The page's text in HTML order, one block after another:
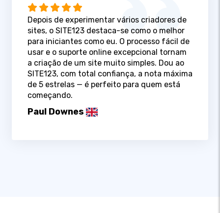
Depois de experimentar vários criadores de
sites, o SITE123 destaca-se como o melhor
para iniciantes como eu. O processo fácil de
usar e o suporte online excepcional tornam
a criação de um site muito simples. Dou ao
SITE123, com total confiança, a nota máxima
de 5 estrelas — é perfeito para quem está
começando.
Paul Downes